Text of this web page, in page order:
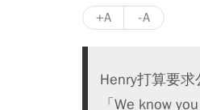
+A -A
Henry打算要
「We know